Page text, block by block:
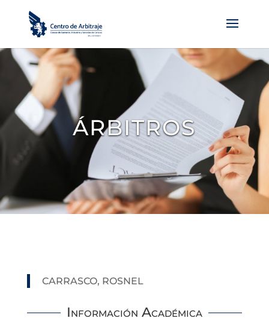
ÁRBITROS
CARRASCO, ROSNEL
Información Académica